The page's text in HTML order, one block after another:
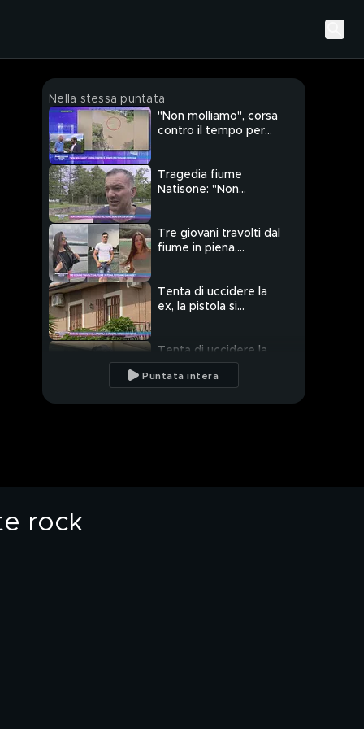
Nella stessa puntata
"Non molliamo", corsa
contro il tempo per
Tragedia fiume
Natisone: "Non
sono stati sfortunati"
Tre giovani travolti dal
fiume in piena,
Tenta di uccidere la
ex, la pistola si
Tenta di uccidere la
ex: arrestato 87enne
PROSSIMO VIDEO
Puntata intera
rock